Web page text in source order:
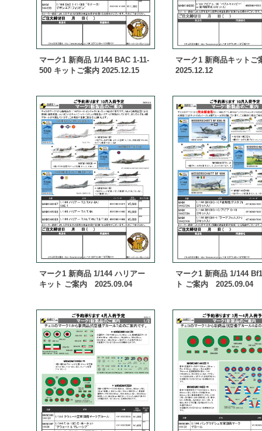
マーク1 新商品 1/144 BAC 1-11-
500 キットご案内 2025.12.15
マーク1 新商品キットご
2025.12.12
マーク1 新商品 1/144 ハリアー
キット ご案内 2025.09.04
マーク1 新商品 1/144
ト ご案内 2025.09.04